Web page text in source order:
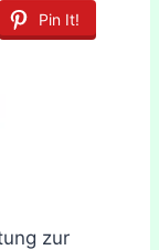
Pin It!
zur